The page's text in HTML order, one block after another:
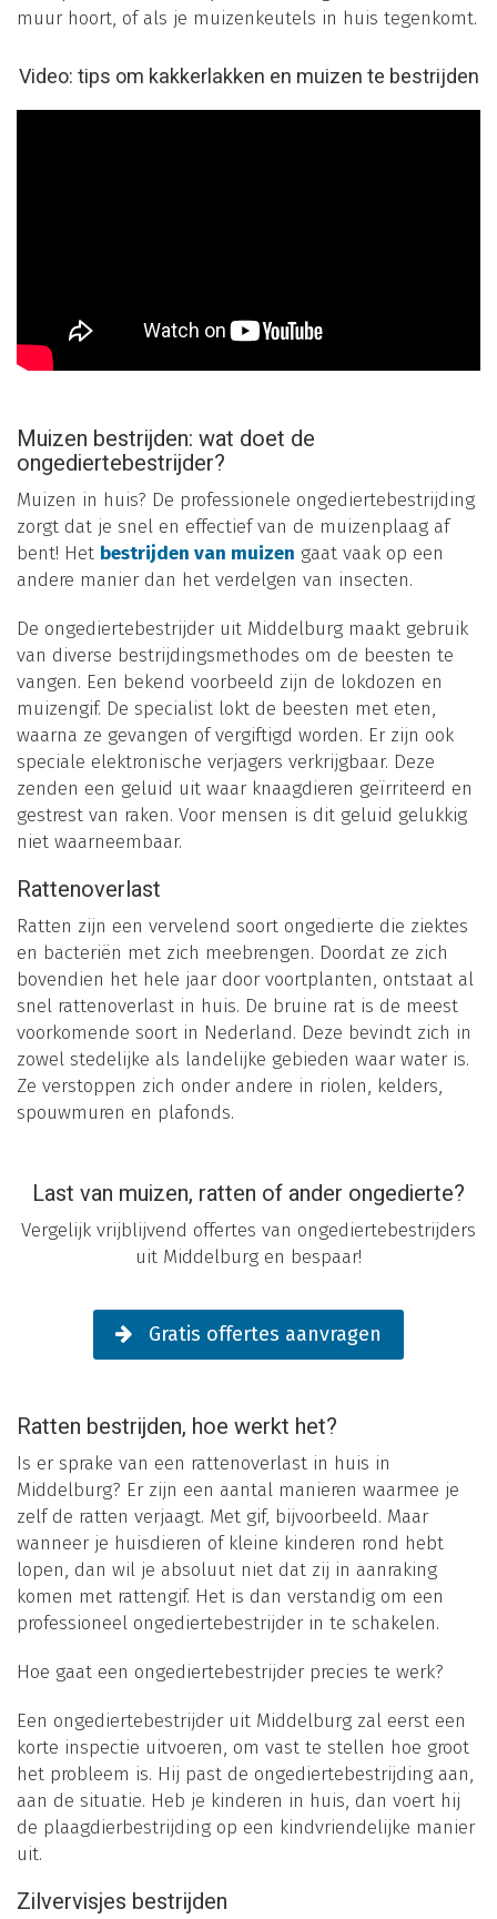
muur hoort, of als je muizenkeutels in huis tegenkomt.
Video: tips om kakkerlakken en muizen te bestrijden
Muizen bestrijden: wat doet de
ongediertebestrijder?
Muizen in huis? De professionele ongediertebestrijding
zorgt dat je snel en effectief van de muizenplaag af
bent! Het bestrijden van muizen gaat vaak op een
andere manier dan het verdelgen van insecten.
De ongediertebestrijder uit Middelburg maakt gebruik
van diverse bestrijdingsmethodes om de beesten te
vangen. Een bekend voorbeeld zijn de lokdozen en
muizengif. De specialist lokt de beesten met eten,
waarna ze gevangen of vergiftigd worden. Er zijn ook
speciale elektronische verjagers verkrijgbaar. Deze
zenden een geluid uit waar knaagdieren geïrriteerd en
gestrest van raken. Voor mensen is dit geluid gelukkig
niet waarneembaar.
Rattenoverlast
Ratten zijn een vervelend soort ongedierte die ziektes
en bacteriën met zich meebrengen. Doordat ze zich
bovendien het hele jaar door voortplanten, ontstaat al
snel rattenoverlast in huis. De bruine rat is de meest
voorkomende soort in Nederland. Deze bevindt zich in
zowel stedelijke als landelijke gebieden waar water is.
Ze verstoppen zich onder andere in riolen, kelders,
spouwmuren en plafonds.
Last van muizen, ratten of ander ongedierte?
Vergelijk vrijblijvend offertes van ongediertebestrijders
uit Middelburg en bespaar!
Gratis offertes aanvragen
Ratten bestrijden, hoe werkt het?
Is er sprake van een rattenoverlast in huis in
Middelburg? Er zijn een aantal manieren waarmee je
zelf de ratten verjaagt. Met gif, bijvoorbeeld. Maar
wanneer je huisdieren of kleine kinderen rond hebt
lopen, dan wil je absoluut niet dat zij in aanraking
komen met rattengif. Het is dan verstandig om een
professioneel ongediertebestrijder in te schakelen.
Hoe gaat een ongediertebestrijder precies te werk?
Een ongediertebestrijder uit Middelburg zal eerst een
korte inspectie uitvoeren, om vast te stellen hoe groot
het probleem is. Hij past de ongediertebestrijding aan,
aan de situatie. Heb je kinderen in huis, dan voert hij
de plaagdierbestrijding op een kindvriendelijke manier
uit.
Zilvervisjes bestrijden